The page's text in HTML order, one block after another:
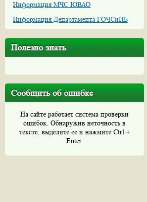
Информация МЧС ЮВАО
Информация Департамента ГОЧСиПБ
Полезно знать
Сообщить об ошибке
На сайте работает система проверки
ошибок. Обнаружив неточность в
тексте, выделите ее и нажмите Ctrl +
Enter.